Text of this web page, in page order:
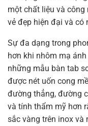
một chất liệu và
vẻ đẹp hiện đại và
Sự đa dạng trong
hơn khi nhôm mạ
những mẫu bàn tab
được nét uốn cong
đường thẳng, đường
và tính thẩm mỹ hơn
sắc vàng trên inox